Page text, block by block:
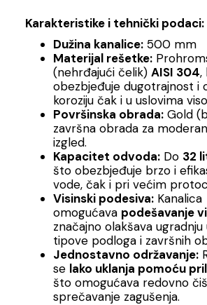
Karakteristike i tehnički podaci:
Dužina kanalice: 500 mm
Materijal rešetke:
(nehrđajući čelik) AISI 304,
obezbjeđuje dugotrajnost i
koroziju čak i u uslovima
Površinska obrada: Gold
završna obrada za
izgled.
Kapacitet odvoda: Do 32
što obezbjeđuje brzo i
vode, čak i pri većim
Visinski podesiva: Kanalica
omogućava podešavanje
značajno olakšava
tipove podloga i završnih
Jednostavno održavanje:
se lako uklanja pomoću
što omogućava redovno
sprečavanje zagušenja.